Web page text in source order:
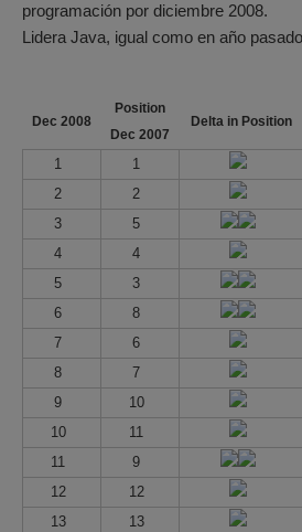
programación por diciembre 2008.
Lidera Java, igual como en año
Dec 2008
Position
Dec 2007
Delta in Position
1 1
2
2
3
5
4
4
5
3
6
8
7
6
8
7
9
10
10
11
11
9
12
12
13
13